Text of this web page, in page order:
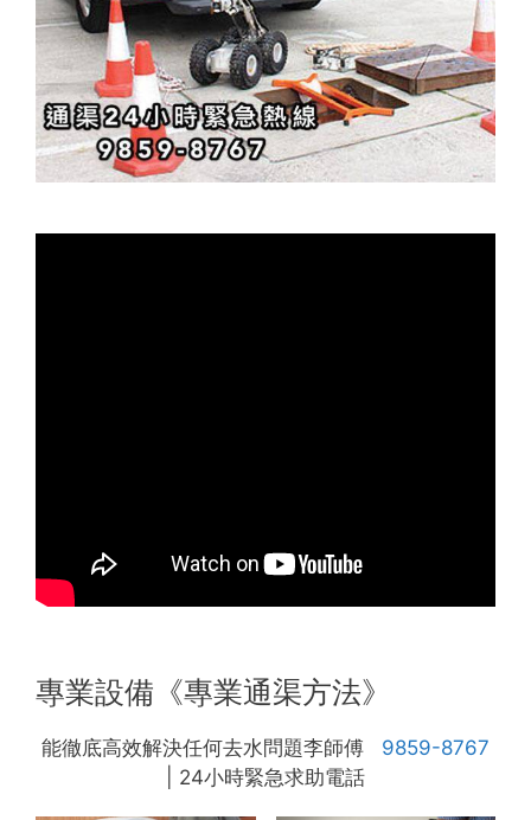
專業設備《專業通渠方法》
能徹底高效解決任何去水問題李師傅
9859-8767
| 24小時緊急求助電話